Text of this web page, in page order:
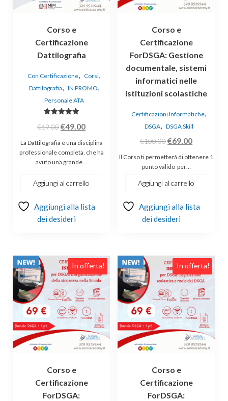
Corso e
Certificazione
Dattilografia
Con Certificazione, Corsi,
Dattilografia, IN PROMO,
Personale ATA
5.00
€69.00Il
prezzo
originale
era:
€49.00Il
prezzo
attuale
è:
La Dattilografia è una disciplina
professionale completa, che ha
avuto una grande…
Aggiungi al carrello
Aggiungi alla lista
dei desideri
Corso e
Certificazione
ForDSGA: Gestione
documentale, sistemi
informatici nelle
istituzioni scolastiche
Certificazioni Informatiche,
DSGA, DSGA Skill
€100.00Il
prezzo
originale
era:
€69.00Il
prezzo
Il Corso ti permetterà di ottenere 1
punto valido per…
Aggiungi al carrello
Aggiungi alla lista
dei desideri
In offerta!
Corso e
Certificazione
ForDSGA:
In offerta!
Corso e
Certificazione
ForDSGA: